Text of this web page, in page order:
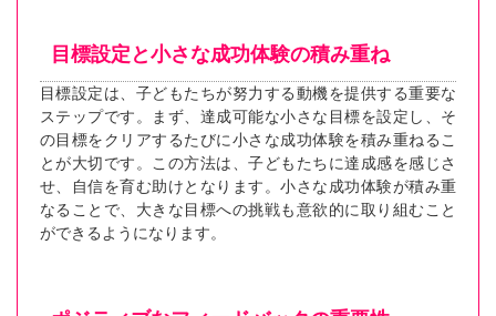
目標設定と小さな成功体験の積み重ね
目標設定は、子どもたちが努力する動機を提供する重要な
ステップです。まず、達成可能な小さな目標を設定し、そ
の目標をクリアするたびに小さな成功体験を積み重ねるこ
とが大切です。この方法は、子どもたちに達成感を感じさ
せ、自信を育む助けとなります。小さな成功体験が積み重
なることで、大きな目標への挑戦も意欲的に取り組むこと
ができるようになります。